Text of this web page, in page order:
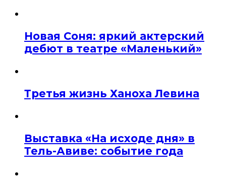
Новая Соня: яркий актерский
дебют в театре «Маленький»
Третья жизнь Ханоха Левина
Выставка «На исходе дня» в
Тель-Авиве: событие года